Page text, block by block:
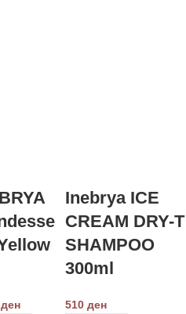
ден
Inebrya ICE
CREAM DRY-T
SHAMPOO
300ml
510ден